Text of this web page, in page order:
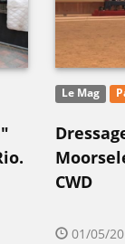
Le Mag
CWD
01/05/